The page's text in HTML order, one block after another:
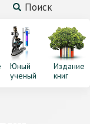
Поиск
Юный
ученый
Издание
книг